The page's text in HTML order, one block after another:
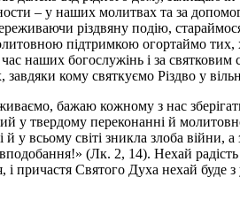
– у наших молитвах та за
різдвяну подію,
підтримкою огортаймо тих,
наших богослужінь і за святковим
кому святкуємо Різдво у
бажаю кожному з нас
твердому переконанні й
всьому світі зникла злоба війни,
(Лк. 2, 14). Нехай
причастя Святого Духа нехай буде